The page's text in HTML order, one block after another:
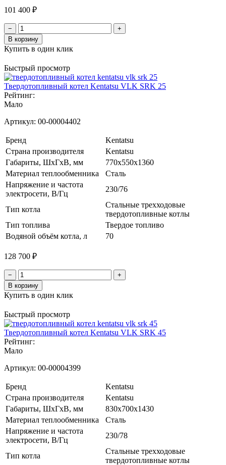
101 400 ₽
−
+
В корзину
Купить в один клик
Быстрый просмотр
Твердотопливный котел Kentatsu VLK SRK 25
Рейтинг:
Мало
Артикул: 00-00004402
Бренд
Kentatsu
Страна производителя
Kentatsu
Габариты, ШхГхВ, мм
770x550x1360
Материал теплообменника
Сталь
Напряжение и частота
электросети, В/Гц
230/76
Тип котла
Стальные трехходовые
твердотопливные котлы
Тип топлива
Твердое топливо
Водяной объём котла, л
70
128 700 ₽
−
+
В корзину
Купить в один клик
Быстрый просмотр
Твердотопливный котел Kentatsu VLK SRK 45
Рейтинг:
Мало
Артикул: 00-00004399
Бренд
Kentatsu
Страна производителя
Kentatsu
Габариты, ШхГхВ, мм
830x700x1430
Материал теплообменника
Сталь
Напряжение и частота
электросети, В/Гц
230/78
Тип котла
Стальные трехходовые
твердотопливные котлы